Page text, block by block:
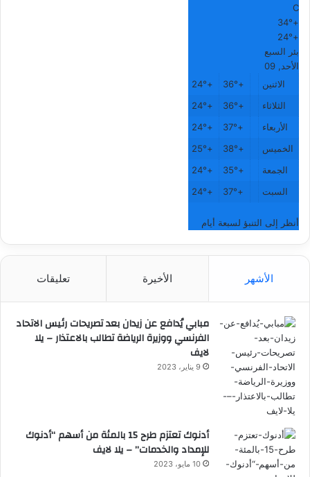
C
+
34°
+
24°
بئر السبع
الأحد, 09
الاثنين
+
36°
+
24°
الثلاثاء
+
36°
+
24°
الأربعاء
+
37°
+
24°
الخميس
+
38°
+
25°
الجمعة
+
35°
+
24°
السبت
+
37°
+
24°
أنظر إلى التنبؤ لسبعة أيام
الأشهر الأخيرة تعليقات
مبابي يُدافع عن زيدان بعد تصريحات رئيس الاتحاد
الفرنسي ووزيرة الرياضة تطالب بالاعتذار – يلا
لايف
9 يناير، 2023
أدنوك تعتزم طرح 15 بالمئة من أسهم “أدنوك
للإمداد والخدمات” – يلا لايف
10 مايو، 2023